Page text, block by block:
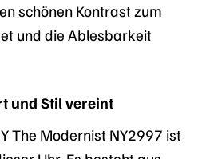
schönen Kontrast zum
und die Ablesbarkeit
und Stil vereint
The Modernist NY2997 ist